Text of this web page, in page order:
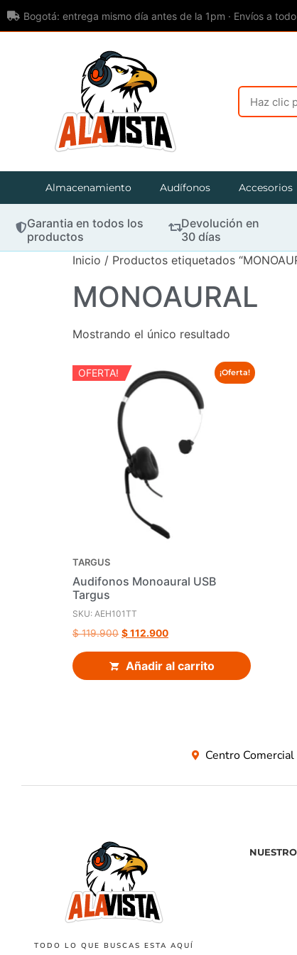
Bogotá: entrega mismo día antes de la 1pm · Envíos a
Almacenamiento Audífonos Accesorios
Garantia en todos los
productos
Devolución en
30 días
Inicio / Productos etiquetados
MONOAURAL
Mostrando el único resultado
¡Oferta!
OFERTA!
TARGUS
Audifonos Monoaural USB
Targus
SKU: AEH101TT
$119.900 $112.900
Añadir al carrito
Centro
TODO LO QUE BUSCAS ESTA AQUÍ